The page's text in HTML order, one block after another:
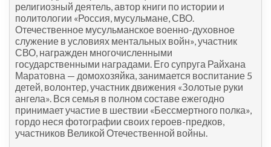
религиозный деятель, автор книги по истории и
политологии «Россия, мусульмане, СВО.
Отечественное мусульманское военно-духовное
служение в условиях ментальных войн», участник
СВО, награжден многочисленными
государственными наградами. Его супруга Райхана
Маратовна — домохозяйка, занимается воспитание 5
детей, волонтер, участник движения «Золотые руки
ангела». Вся семья в полном составе ежегодно
принимает участие в шествии «Бессмертного полка»,
гордо неся фотографии своих героев-предков,
участников Великой Отечественной войны.